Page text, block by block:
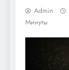
Admin
Минуты